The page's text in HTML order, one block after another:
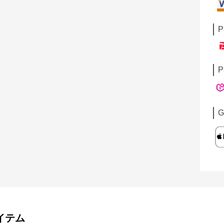
テム